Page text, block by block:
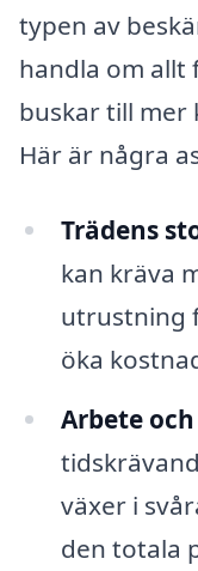
typen av
handla om allt
buskar till mer
Här är några
Trädens
kan kräva
utrustning
öka
Arbete
växer i
den totala